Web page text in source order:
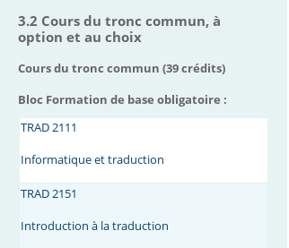
3.2 Cours du tronc commun, à
option et au choix
Cours du tronc commun (39 crédits)
Bloc Formation de base obligatoire :
TRAD 2111
Informatique et traduction
TRAD 2151
Introduction à la traduction